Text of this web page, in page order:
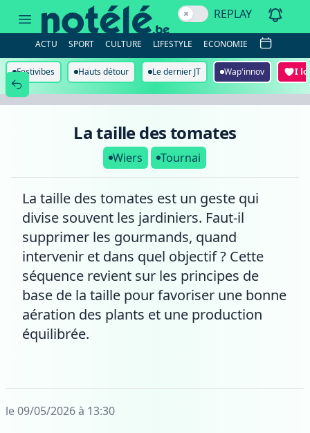
REPLAY
ACTU SPORT CULTURE LIFESTYLE ECONOMIE
Festivibes Hauts détour Le dernier JT Wap'innov I
La taille des tomates
Wiers Tournai
La taille des tomates est un geste qui
divise souvent les jardiniers. Faut-il
supprimer les gourmands, quand
intervenir et dans quel objectif ? Cette
séquence revient sur les principes de
base de la taille pour favoriser une bonne
aération des plants et une production
équilibrée.
le 09/05/2026 à 13:30